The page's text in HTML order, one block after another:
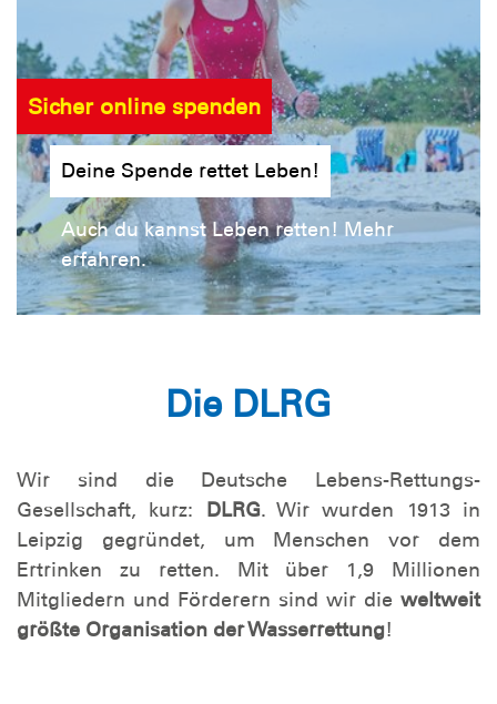
Sicher online spenden
Deine Spende rettet Leben!
Auch du kannst Leben retten! Mehr
erfahren.
Die DLRG
Wir sind die Deutsche Lebens-Rettungs-
Gesellschaft, kurz: DLRG. Wir wurden 1913 in
Leipzig gegründet, um Menschen vor dem
Ertrinken zu retten. Mit über 1,9 Millionen
Mitgliedern und Förderern sind wir die weltweit
größte Organisation der Wasserrettung!